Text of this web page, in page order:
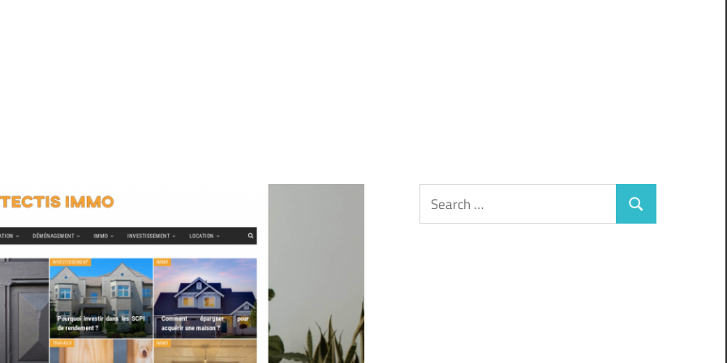
Search
for:
Search